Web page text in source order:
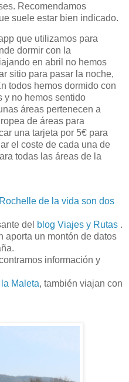
Recomendamos
suele estar bien indicado.
que utilizamos para
dormir con la
en abril no hemos
sitio para pasar la noche,
todos hemos dormido con
y no hemos sentido
áreas pertenecen a
de áreas para
una tarjeta por 5€ para
el coste de cada una de
todas las áreas de la
de la vida son dos
del blog Viajes y Rutas .
aporta un montón de datos
información y
Maleta, también viajan con